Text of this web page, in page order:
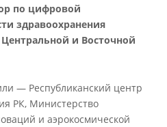
по цифровой
здравоохранения
и Восточной
— Республиканский центр
РК, Министерство
и аэрокосмической